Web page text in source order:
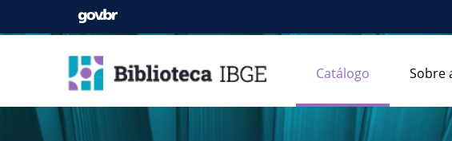
Catálogo Sobre